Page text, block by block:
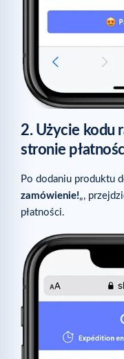
2. Użycie kodu
stronie
Po dodaniu produktu
zamówienie!„,
płatności.